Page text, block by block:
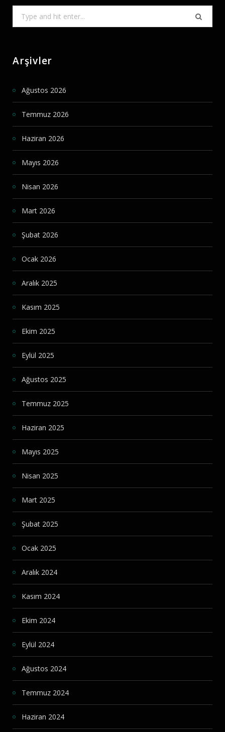
for:
Arşivler
Ağustos 2026
Temmuz 2026
Haziran 2026
Mayıs 2026
Nisan 2026
Mart 2026
Şubat 2026
Ocak 2026
Aralık 2025
Kasım 2025
Ekim 2025
Eylül 2025
Ağustos 2025
Temmuz 2025
Haziran 2025
Mayıs 2025
Nisan 2025
Mart 2025
Şubat 2025
Ocak 2025
Aralık 2024
Kasım 2024
Ekim 2024
Eylül 2024
Ağustos 2024
Temmuz 2024
Haziran 2024